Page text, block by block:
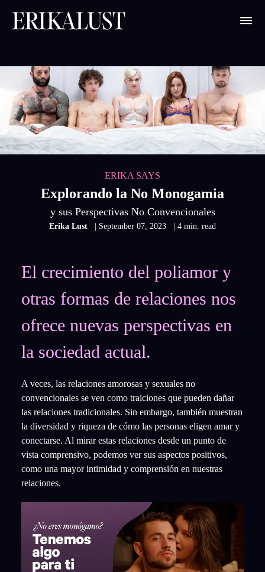
ERIKA SAYS
Explorando la No Monogamia
y sus Perspectivas No Convencionales
Erika Lust | September 07, 2023 | 4 min. read
El crecimiento del poliamor y
otras formas de relaciones nos
ofrece nuevas perspectivas en
la sociedad actual.
A veces, las relaciones amorosas y sexuales no
convencionales se ven como traiciones que pueden dañar
las relaciones tradicionales. Sin embargo, también muestran
la diversidad y riqueza de cómo las personas eligen amar y
conectarse. Al mirar estas relaciones desde un punto de
vista comprensivo, podemos ver sus aspectos positivos,
como una mayor intimidad y comprensión en nuestras
relaciones.